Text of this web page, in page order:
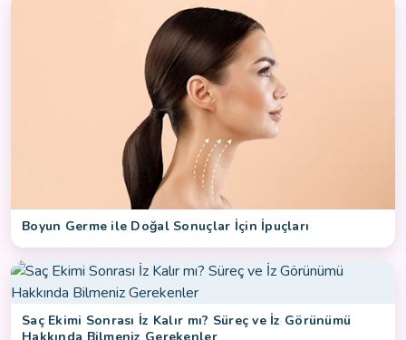
Boyun Germe ile Doğal Sonuçlar İçin İpuçları
Saç Ekimi Sonrası İz Kalır mı? Süreç ve İz Görünümü